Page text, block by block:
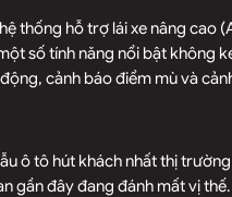
thống hỗ trợ lái xe nâng cao
số tính năng nổi bật không
cảnh báo điểm mù và
ô tô hút khách nhất thị
gần đây đang đánh mất vị